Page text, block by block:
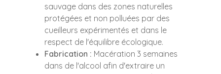
sauvage dans des zones naturelles
protégées et non polluées par des
cueilleurs expérimentés et dans le
respect de l'équilibre écologique.
Fabrication : Macération 3 semaines
dans de l'alcool afin d'extraire un